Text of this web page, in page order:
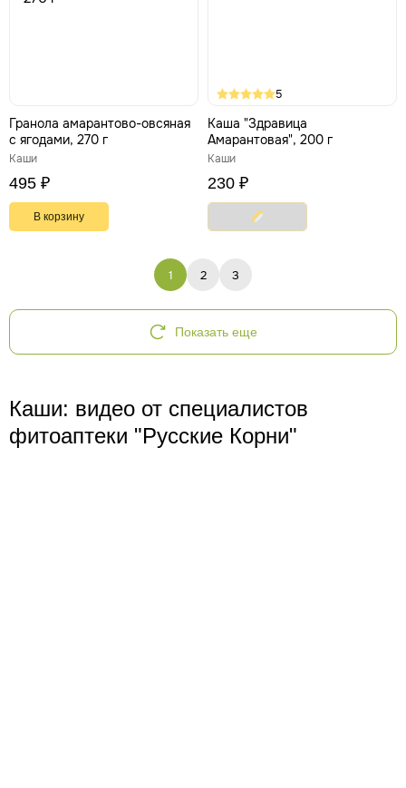
Гранола амарантово-овсяная
с ягодами, 270 г
Каши
495 ₽
В корзину
5
Каша "Здравица
Амарантовая", 200 г
Каши
230 ₽
1 2 3
Показать еще
Каши: видео от специалистов
фитоаптеки "Русские Корни"